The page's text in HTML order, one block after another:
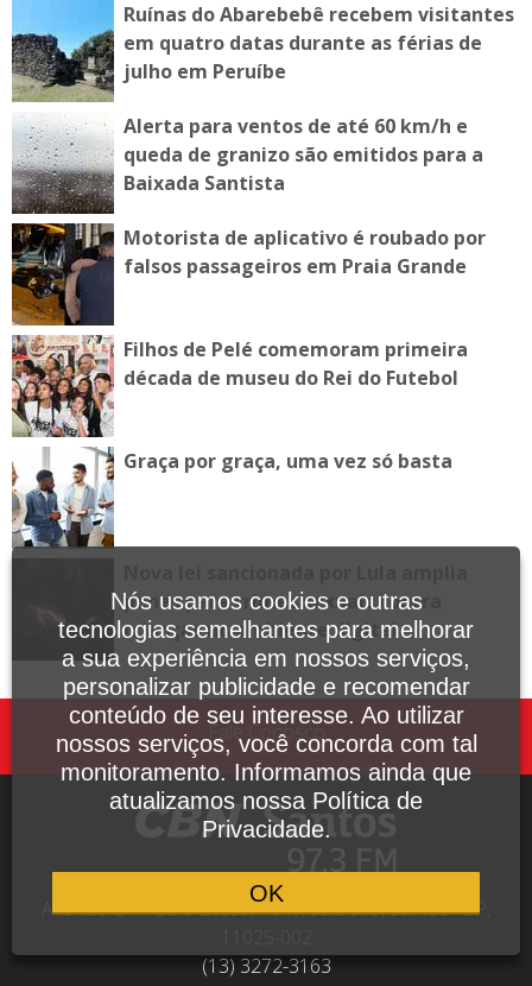
Ruínas do Abarebebê recebem visitantes
em quatro datas durante as férias de
julho em Peruíbe
Alerta para ventos de até 60 km/h e
queda de granizo são emitidos para a
Baixada Santista
Motorista de aplicativo é roubado por
falsos passageiros em Praia Grande
Filhos de Pelé comemoram primeira
década de museu do Rei do Futebol
Graça por graça, uma vez só basta
penas para crimes sexuais contra
crianças no ambiente digital
Fale Conosco
Avenida Dr. Pedro Lessa, 1640, sala 809, Santos - SP,
(13) 3272-3163
Nós usamos cookies e outras
tecnologias semelhantes para melhorar
a sua experiência em nossos serviços,
personalizar publicidade e recomendar
conteúdo de seu interesse. Ao utilizar
nossos serviços, você concorda com tal
monitoramento. Informamos ainda que
atualizamos nossa Política de
Privacidade.
OK